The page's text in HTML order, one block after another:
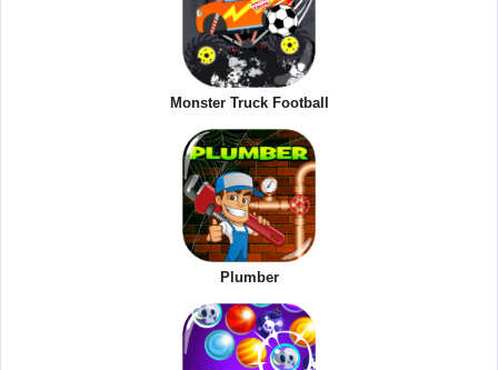
Monster Truck Football
Plumber